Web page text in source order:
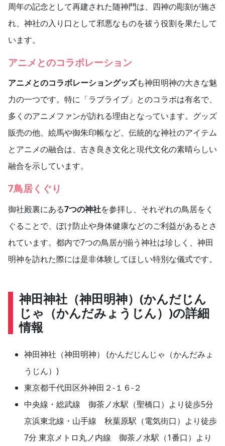
周年の記念として再建された随神門は、四神の彫刻が施さ
れ、神社の入り口として邪悪なものを祓う役割を果たして
います。
アニメとのコラボレーション
アニメとのコラボレーショングッズも神田明神の大きな魅
力の一つです。特に「ラブライブ」とのコラボは有名で、
多くのアニメファンが訪れる理由となっています。グッズ
販売の他、絵馬や御朱印帳など、伝統的な神社のアイテム
とアニメの融合は、古き良き文化と現代文化の素晴らしい
融合を示しています。
7鳥居くぐり
御社殿裏にある7つの神社を参拝し、それぞれの鳥居をく
ぐることで、ぼけ防止や身体健康などのご利益があるとさ
れています。都内で7つの鳥居が揃う神社は珍しく、神田
明神を訪れた際には是非体験してほしい特別な儀式です。
神田神社（神田明神）(かんだじん
じゃ（かんだみょうじん）)の詳細
情報
神田神社（神田明神） (かんだじんじゃ（かんだみょ
うじん）)
東京都千代田区外神田２-１６-２
中央線・総武線 御茶ノ水駅（聖橋口）より徒歩5分
京浜東北線・山手線 秋葉原駅（電気街口）より徒歩
7分 東京メトロ丸ノ内線 御茶ノ水駅（1番口）より